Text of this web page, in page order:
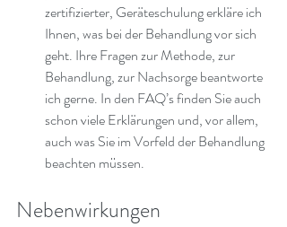
zertifizierter, Geräteschulung erkläre ich
Ihnen, was bei der Behandlung vor sich
geht. Ihre Fragen zur Methode, zur
Behandlung, zur Nachsorge beantworte
ich gerne. In den FAQ’s finden Sie auch
schon viele Erklärungen und, vor allem,
auch was Sie im Vorfeld der Behandlung
beachten müssen.
Nebenwirkungen